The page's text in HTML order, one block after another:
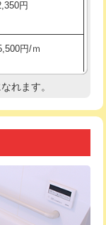
円
円/ｍ
調査
円
れます。